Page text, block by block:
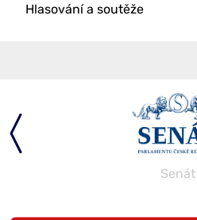
Hlasování a soutěže
Senát